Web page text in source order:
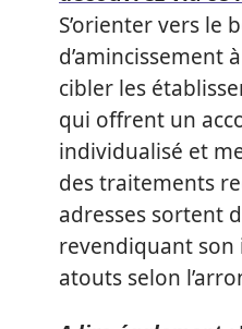
S’orienter vers le
d’amincissement
cibler les
qui offrent un
individualisé et
des traitements
adresses sortent
revendiquant son
atouts selon